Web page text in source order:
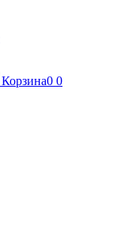
Корзина0 0